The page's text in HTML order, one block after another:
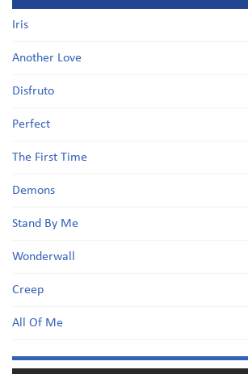
Iris
Another Love
Disfruto
Perfect
The First Time
Demons
Stand By Me
Wonderwall
Creep
All Of Me